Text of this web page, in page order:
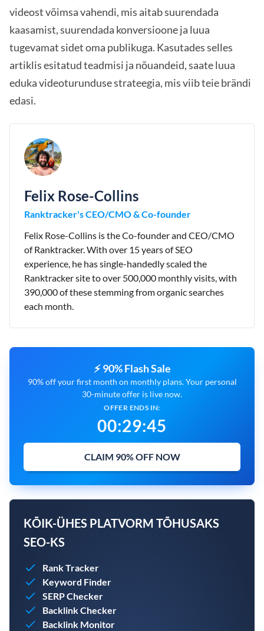
videost võimsa vahendi, mis aitab suurendada
kaasamist, suurendada konversioone ja luua
tugevamat sidet oma publikuga. Kasutades selles
artiklis esitatud teadmisi ja nõuandeid, saate luua
eduka videoturunduse strateegia, mis viib teie brändi
edasi.
Felix Rose-Collins
Ranktracker's CEO/CMO & Co-founder
Felix Rose-Collins is the Co-founder and CEO/CMO
of Ranktracker. With over 15 years of SEO
experience, he has single-handedly scaled the
Ranktracker site to over 500,000 monthly visits, with
390,000 of these stemming from organic searches
each month.
⚡ 90% Flash Sale
90% off your first month on monthly plans. Your personal
30-minute offer is live now.
OFFER ENDS IN:
00:29:44
CLAIM 90% OFF NOW
KÕIK-ÜHES PLATVORM TÕHUSAKS
SEO-KS
Rank Tracker
Keyword Finder
SERP Checker
Backlink Checker
Backlink Monitor